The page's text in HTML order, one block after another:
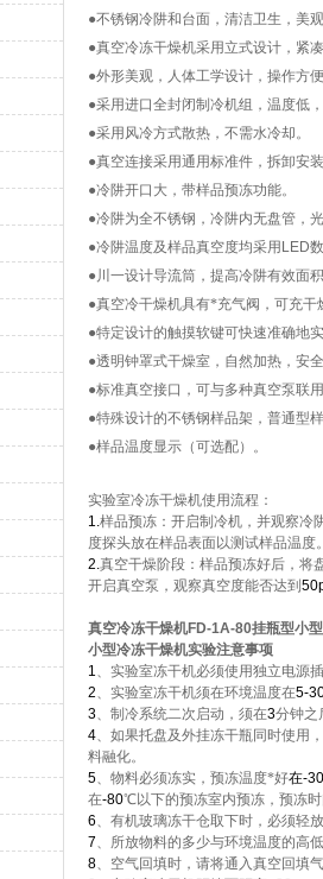
●不锈钢冷阱和台面，清洁卫生，美
●真空冷冻干燥机采用立式设计，紧
●外形美观，人体工学设计，操作方
●采用进口全封闭制冷机组，温度低
●采用风冷方式散热，不需水冷却。
●真空连接采用通用标准件，拆卸安
●冷阱开口大，带样品预冻功能。
●冷阱为全不锈钢，冷阱内无盘管，
●冷阱温度及样品真空度均采用 LED
●川一设计导流筒，提高冷阱有效面
●真空冷干燥机具有*充气阀，可充干
●特定设计的触摸软键可快速准确地
●透明钟罩式干燥室，自然加热，安
●标准真空接口，可与多种真空泵联
●特殊设计的不锈钢样品架，普通型
●样品温度显示（可选配）。
实验室冷冻干燥机使用流程：
1.样品预冻：开启制冷机，并观察冷
度探头放在样品表面以测试样品温度
2.真空干燥阶段：样品预冻好后，将
开启真空泵，观察真空度能否达到
真空冷冻干燥机FD-1A-80挂瓶型小
小型冷冻干燥机实验注意事项
1、实验室冻干机必须使用独立电源
2、实验室冻干机须在环境温度在5-
3、制冷系统二次启动，须在3分钟之
4、如果托盘及外挂冻干瓶同时使用
料融化。
5、物料必须冻实，预冻温度*好在-30
在-80℃以下的预冻室内预冻，预冻
6、有机玻璃冻干仓取下时，必须轻
7、所放物料的多少与环境温度的高
8、空气回填时，请将通入真空回填